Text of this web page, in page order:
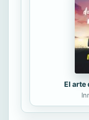
El arte